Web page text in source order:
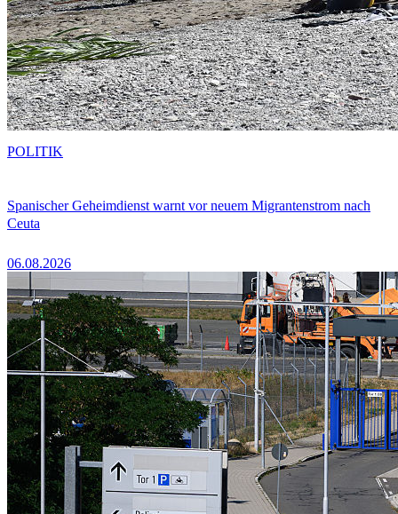
Spanischer Geheimdienst warnt vor neuem Migrantenstrom nach
Ceuta
06.08.2026
POLITIK